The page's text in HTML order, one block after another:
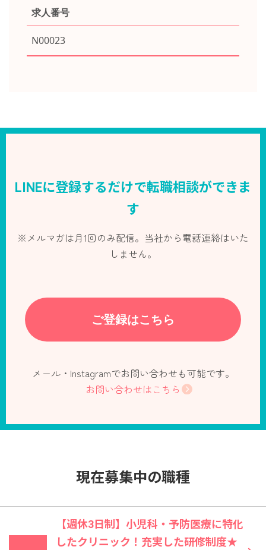
求人番号
N00023
LINEに登録するだけで転職相談ができま
す
※メルマガは月1回のみ配信。当社から電話連絡はいた
しません。
ご登録はこちら
メール・Instagramでお問い合わせも可能です。
お問い合わせはこちら
現在募集中の職種
【週休3日制】小児科・予防医療に特化
したクリニック！充実した研修制度★